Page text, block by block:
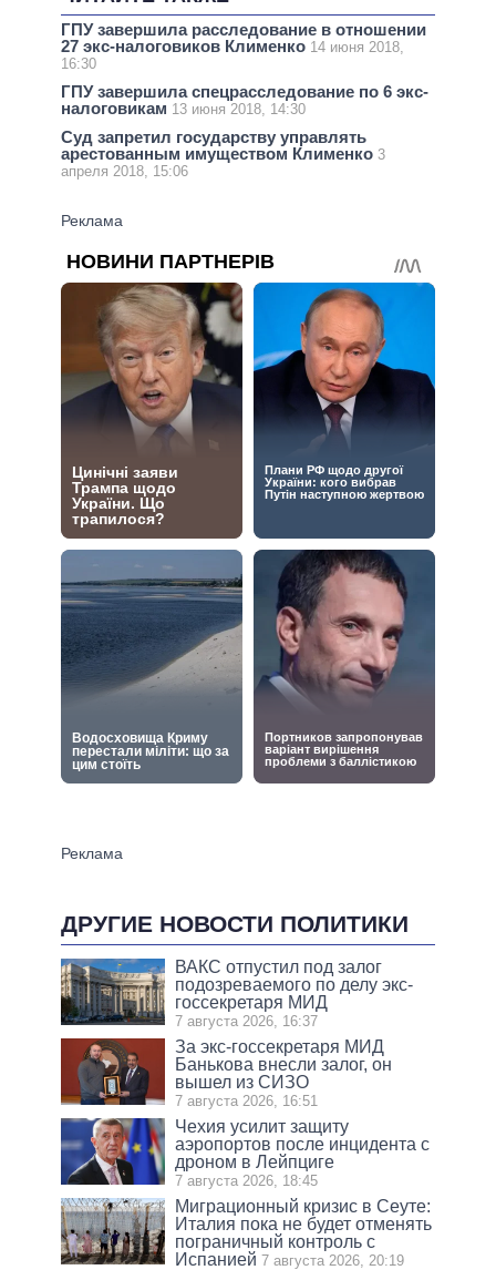
ГПУ завершила расследование в отношении
27 экс-налоговиков Клименко 14 июня 2018,
16:30
ГПУ завершила спецрасследование по 6 экс-
налоговикам 13 июня 2018, 14:30
Суд запретил государству управлять
арестованным имуществом Клименко 3
апреля 2018, 15:06
ДРУГИЕ НОВОСТИ ПОЛИТИКИ
ВАКС отпустил под залог
подозреваемого по делу экс-
госсекретаря МИД
7 августа 2026, 16:37
За экс-госсекретаря МИД
Банькова внесли залог, он
вышел из СИЗО
7 августа 2026, 16:51
Чехия усилит защиту
аэропортов после инцидента с
дроном в Лейпциге
7 августа 2026, 18:45
Миграционный кризис в Сеуте:
Италия пока не будет отменять
пограничный контроль с
Испанией 7 августа 2026, 20:19